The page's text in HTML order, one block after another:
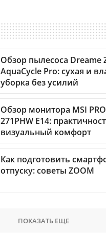
Обзор пылесоса Dreame
AquaCycle Pro: сухая и
уборка без усилий
Обзор монитора MSI
271PHW E14:
визуальный комфорт
Как подготовить
отпуску: советы ZOOM
ПОКАЗАТЬ ЕЩЕ